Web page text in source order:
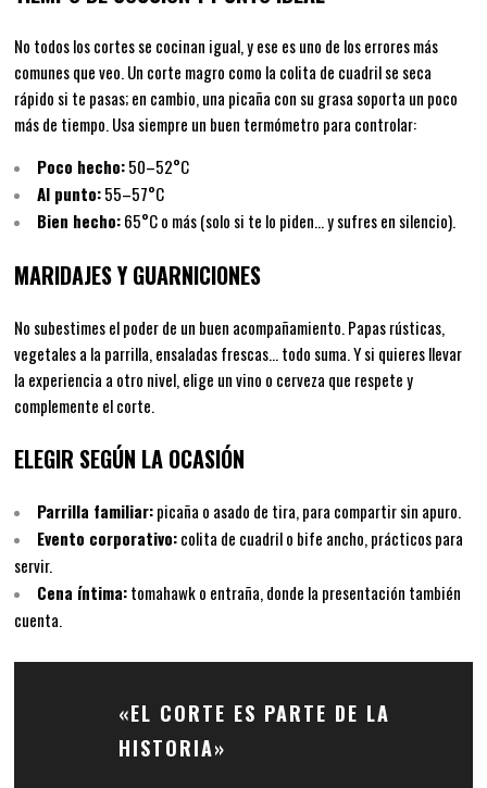
No todos los cortes se cocinan igual, y ese es uno de los errores más
comunes que veo. Un corte magro como la colita de cuadril se seca
rápido si te pasas; en cambio, una picaña con su grasa soporta un poco
más de tiempo. Usa siempre un buen termómetro para controlar:
Poco hecho:50–52°C
Al punto:55–57°C
Bien hecho:65°C o más (solo si te lo piden… y sufres en silencio).
MARIDAJES Y GUARNICIONES
No subestimes el poder de un buen acompañamiento. Papas rústicas,
vegetales a la parrilla, ensaladas frescas… todo suma. Y si quieres llevar
la experiencia a otro nivel, elige un vino o cerveza que respete y
complemente el corte.
ELEGIR SEGÚN LA OCASIÓN
Parrilla familiar:picaña o asado de tira, para compartir sin apuro.
Evento corporativo:colita de cuadril o bife ancho, prácticos para
servir.
Cena íntima:tomahawk o entraña, donde la presentación también
cuenta.
«EL CORTE ES PARTE DE LA
HISTORIA»